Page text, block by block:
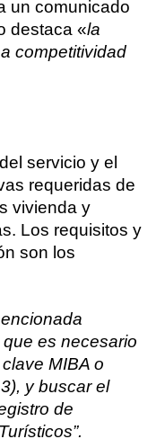
un comunicado
destaca «la
competitividad
servicio y el
requeridas de
vivienda y
Los requisitos y
son los
es necesario
MIBA o
y buscar el
de